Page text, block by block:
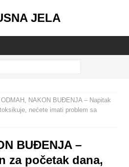
JELA
ODMAH, NAKON BUĐENJA – Napitak
nećete imati problem sa
BUĐENJA –
za početak dana,